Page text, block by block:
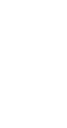
コンプライアンス
グ・チームと効果
のサポートやQCを
ジメント能力